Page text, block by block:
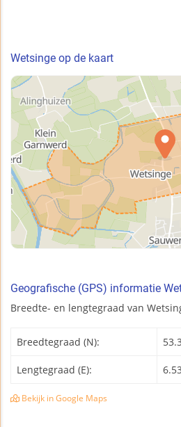
Wetsinge op de kaart
Geografische (GPS) informatie
Breedte- en lengtegraad van
Breedtegraad (N):
Lengtegraad (E):
Bekijk in Google Maps